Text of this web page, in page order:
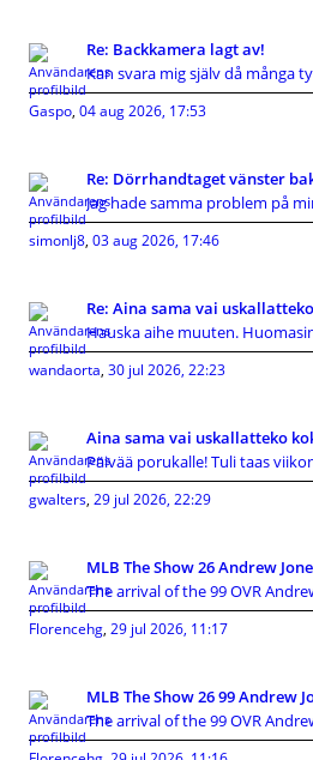
Re: Backkamera lagt av!
Kan svara mig själv då många
Gaspo, 04 aug 2026, 17:53
Re: Dörrhandtaget vänster
Jag hade samma problem på
simonlj8, 03 aug 2026, 17:46
Re: Aina sama vai
Hauska aihe muuten.
wandaorta, 30 jul 2026, 22:23
Aina sama vai uskallatteko
Päivää porukalle! Tuli taas
gwalters, 29 jul 2026, 22:29
MLB The Show 26 Andrew
The arrival of the 99 OVR
Florencehg, 29 jul 2026, 11:17
MLB The Show 26 99 Andrew
The arrival of the 99 OVR